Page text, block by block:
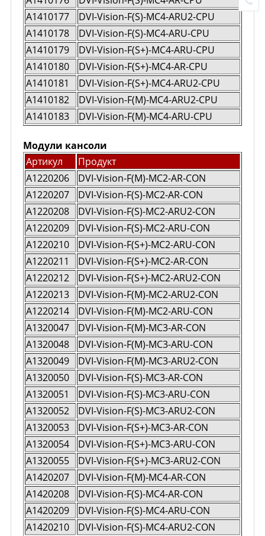
A1410177
DVI-Vision-F(S)-MC4-ARU2-CPU
A1410178
DVI-Vision-F(S)-MC4-ARU-CPU
A1410179
DVI-Vision-F(S+)-MC4-ARU-CPU
A1410180
DVI-Vision-F(S+)-MC4-AR-CPU
A1410181
DVI-Vision-F(S+)-MC4-ARU2-CPU
A1410182
DVI-Vision-F(M)-MC4-ARU2-CPU
A1410183
DVI-Vision-F(M)-MC4-ARU-CPU
Модули кансоли
Артикул
Продукт
A1220206
DVI-Vision-F(M)-MC2-AR-CON
A1220207
DVI-Vision-F(S)-MC2-AR-CON
A1220208
DVI-Vision-F(S)-MC2-ARU2-CON
A1220209
DVI-Vision-F(S)-MC2-ARU-CON
A1220210
DVI-Vision-F(S+)-MC2-ARU-CON
A1220211
DVI-Vision-F(S+)-MC2-AR-CON
A1220212
DVI-Vision-F(S+)-MC2-ARU2-CON
A1220213
DVI-Vision-F(M)-MC2-ARU2-CON
A1220214
DVI-Vision-F(M)-MC2-ARU-CON
A1320047
DVI-Vision-F(M)-MC3-AR-CON
A1320048
DVI-Vision-F(M)-MC3-ARU-CON
A1320049
DVI-Vision-F(M)-MC3-ARU2-CON
A1320050
DVI-Vision-F(S)-MC3-AR-CON
A1320051
DVI-Vision-F(S)-MC3-ARU-CON
A1320052
DVI-Vision-F(S)-MC3-ARU2-CON
A1320053
DVI-Vision-F(S+)-MC3-AR-CON
A1320054
DVI-Vision-F(S+)-MC3-ARU-CON
A1320055
DVI-Vision-F(S+)-MC3-ARU2-CON
A1420207
DVI-Vision-F(M)-MC4-AR-CON
A1420208
DVI-Vision-F(S)-MC4-AR-CON
A1420209
DVI-Vision-F(S)-MC4-ARU-CON
A1420210
DVI-Vision-F(S)-MC4-ARU2-CON